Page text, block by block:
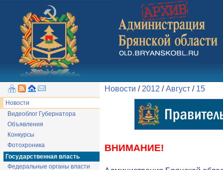
Новости
Видеоблог Губернатора
Объявления
Конкурсы
Фотохроника
Государственная власть
Федеральные органы власти
Новости / 2012 /Август / 15
ВНИМАНИЕ!